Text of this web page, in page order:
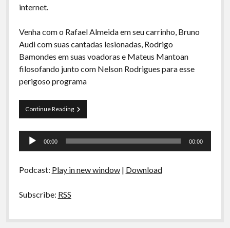
internet.
Venha com o Rafael Almeida em seu carrinho, Bruno
Audi com suas cantadas lesionadas, Rodrigo
Bamondes em suas voadoras e Mateus Mantoan
filosofando junto com Nelson Rodrigues para esse
perigoso programa
Continue ReadingCurva
de
–
Futebol
Tocador
00:00 00:00
Podcast: Play in new window| Download
Subscribe: RSS